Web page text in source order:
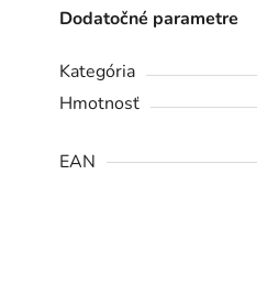
Dodatočné parametre
Kategória
Hmotnosť
EAN